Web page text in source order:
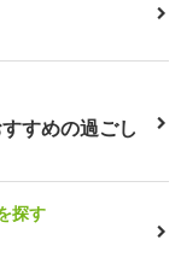
すめの過ごし
探す